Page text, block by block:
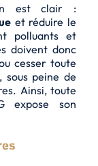
est clair :
et réduire le
polluants et
doivent donc
cesser toute
sous peine de
Ainsi, toute
expose son